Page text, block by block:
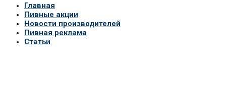
Главная
Пивные акции
Новости производителей
Пивная реклама
Статьи